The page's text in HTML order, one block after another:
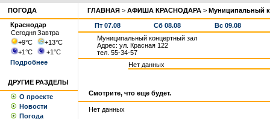
ПОГОДА
Краснодар
СегодняЗавтра
+9°С +13°С
+1°С +1°С
Подробнее
ДРУГИЕ РАЗДЕЛЫ
О проекте
Новости
Погода
ГЛАВНАЯ > АФИША КРАСНОДАРА > Муниципальный
Пт 07.08 Сб 08.08
Вс 09.08
Муниципальный концертный зал
Адрес: ул. Красная 122
тел. 55-34-57
Нет данных
Смотрите, что еще будет.
Нет данных